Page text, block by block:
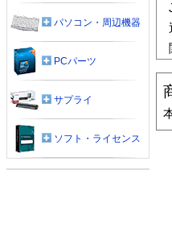
パソコン・周辺機器
PCパーツ
サプライ
ソフト・ライセンス